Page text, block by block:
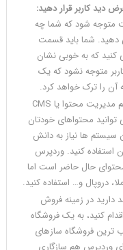
کاربر قرار دهید:
متوجه شود که شما چه
دهید. شما باید قسمت
کنید که به خوبی نشان
متوجه نشود که یک
آن را ترک خواهد کرد.
سیستم مدیریت محتوا یا CMS
توانید محتواهای خودتان
سیستم ها نیاز به دانش
استفاده کنید. وردپرس
حال حاضر است اما
دروپال و… استفاده کنید.
در زمینه فروش
کنید، به یک فروشگاه
ترین فروشگاه سازهای
وردپرس هم سازگاری